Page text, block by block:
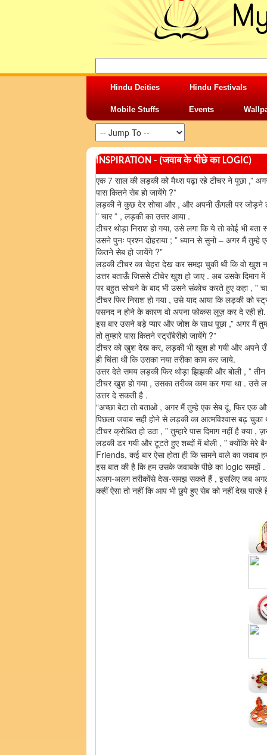
Hindu Deities Hindu Festivals
Mobile Stuffs Events
INSPIRATION - (जवाब के पीछे का LOGIC)
एक 7 साल की लड़की को मैथ्स पढ़ा रहे टीचर ने पूछा ,”
पास कितने सेब हो जायेंगे ?”
लड़की ने कुछ देर सोचा और , और अपनी ऊँगली पर जोड़ने
” चार ” , लड़की का उत्तर आया .
टीचर थोड़ा निराश हो गया, उसे लगा कि ये तो कोई भी
उसने पुनः प्रश्न दोहराया ; ” ध्यान से सुनो – अगर मैं
कितने सेब हो जायेंगे ?”
लड़की टीचर का चेहरा देख कर समझ चुकी थी कि वो खुश
उत्तर बताऊँ जिससे टीचेर खुश हो जाए . अब उसके दिमाग में
पर बहुत सोचने के बाद भी उसने संकोच करते हुए कहा , ”
टीचर फिर निराश हो गया , उसे याद आया कि लड़की को
पसनद न होने के कारण वो अपना फोकस लूज़ कर दे रही हो.
इस बार उसने बड़े प्यार और जोश के साथ पूछा ,” अगर मैं
तो तुम्हारे पास कितने स्ट्रॉबेरीहो जायेंगे ?”
टीचर को खुश देख कर, लड़की भी खुश हो गयी और अपने
ही चिंता थी कि उसका नया तरीका काम कर जाये.
उत्तर देते समय लड़की फिर थोड़ा झिझकी और बोली , ”
टीचर खुश हो गया , उसका तरीका काम कर गया था .
उत्तर दे सकती है .
“अच्छा बेटा तो बताओ , अगर मैं तुम्हे एक सेब दूं, फिर एक
पिछला जवाब सही होने से लड़की का आत्मविश्वास बढ़ चुका
टीचर क्रोधित हो उठा , ” तुम्हारे पास दिमाग नहीं है
लड़की डर गयी और टूटते हुए शब्दों में बोली , ” क्योंकि मेरे
Friends, कई बार ऐसा होता ही कि सामने वाले का
इस बात की है कि हम उसके जवाबके पीछे का logic समझें .
अलग-अलग तरीकोंसे देख-समझ सकते हैं , इसलिए जब अगली
कहीं ऐसा तो नहीं कि आप भी छुपे हुए सेब को नहीं देख पारहे